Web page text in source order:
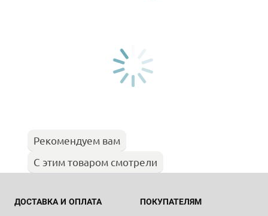
Рекомендуем вам
С этим товаром смотрели
ДОСТАВКА И ОПЛАТА ПОКУПАТЕЛЯМ